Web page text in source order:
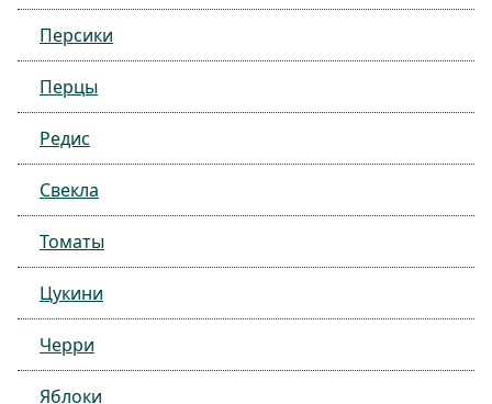
Персики
Перцы
Редис
Свекла
Томаты
Цукини
Черри
Яблоки